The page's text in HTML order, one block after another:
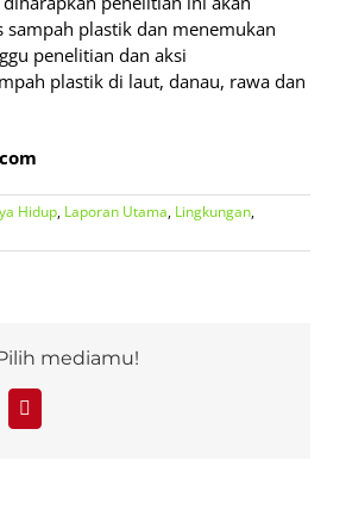
sampah plastik dan menemukan
penelitian dan aksi
plastik di laut, danau, rawa dan
Hidup, Laporan Utama, Lingkungan,
mediamu!